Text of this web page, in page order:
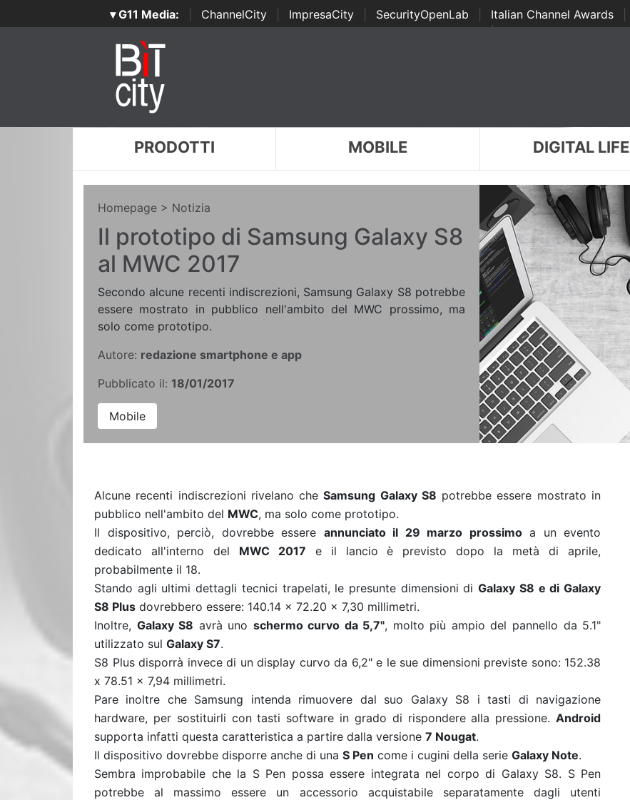
▾ G11 Media: ChannelCity ImpresaCity SecurityOpenLab Italian Channel Awards
Awards | ...
PRODOTTI MOBILE DIGITAL LIFE
Homepage > Notizia
Il prototipo di Samsung Galaxy S8
al MWC 2017
Secondo alcune recenti indiscrezioni, Samsung Galaxy S8 potrebbe
essere mostrato in pubblico nell'ambito del MWC prossimo, ma
solo come prototipo.
Autore: redazione smartphone e app
Pubblicato il: 18/01/2017
Mobile
Alcune recenti indiscrezioni rivelano cheSamsung Galaxy S8 potrebbe essere mostrato in
pubblico nell'ambito del MWC, ma solo come prototipo.
Il dispositivo, perciò, dovrebbe essere annunciato il 29 marzo prossimoa un evento
dedicato all'interno del MWC 2017 e il lancio è previsto dopo la metà di aprile,
probabilmente il 18.
Stando agli ultimi dettagli tecnici trapelati, le presunte dimensioni diGalaxy S8 e di Galaxy
S8 Plus dovrebbero essere: 140.14 x 72.20 x 7,30 millimetri.
Inoltre, Galaxy S8 avrà uno schermo curvo da 5,7", molto più ampio del pannello da 5.1"
utilizzato sul Galaxy S7.
S8 Plus disporrà invece di un display curvo da 6,2" e le sue dimensioni previste sono: 152.38
x 78.51 x 7,94 millimetri.
Pare inoltre che Samsung intenda rimuovere dal suo Galaxy S8 i tasti di navigazione
hardware, per sostituirli con tasti software in grado di rispondere alla pressione. Android
supporta infatti questa caratteristica a partire dalla versione 7 Nougat.
Il dispositivo dovrebbe disporre anche di una S Pen come i cugini della serie Galaxy Note.
Sembra improbabile che la S Pen possa essere integrata nel corpo di Galaxy S8. S Pen
potrebbe al massimo essere un accessorio acquistabile separatamente dagli utenti